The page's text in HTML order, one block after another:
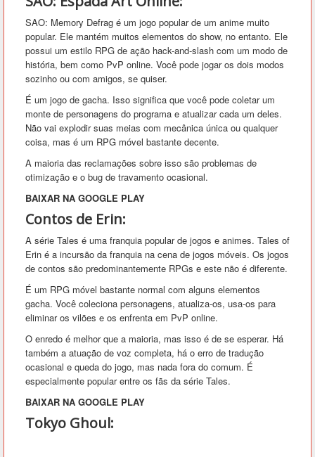
SAO: Memory Defrag é um jogo popular de um anime muito
popular. Ele mantém muitos elementos do show, no entanto. Ele
possui um estilo RPG de ação hack-and-slash com um modo de
história, bem como PvP online. Você pode jogar os dois modos
sozinho ou com amigos, se quiser.
É um jogo de gacha. Isso significa que você pode coletar um
monte de personagens do programa e atualizar cada um deles.
Não vai explodir suas meias com mecânica única ou qualquer
coisa, mas é um RPG móvel bastante decente.
A maioria das reclamações sobre isso são problemas de
otimização e o bug de travamento ocasional.
BAIXAR NA GOOGLE PLAY
Contos de Erin:
A série Tales é uma franquia popular de jogos e animes. Tales of
Erin é a incursão da franquia na cena de jogos móveis. Os jogos
de contos são predominantemente RPGs e este não é diferente.
É um RPG móvel bastante normal com alguns elementos
gacha. Você coleciona personagens, atualiza-os, usa-os para
eliminar os vilões e os enfrenta em PvP online.
O enredo é melhor que a maioria, mas isso é de se esperar. Há
também a atuação de voz completa, há o erro de tradução
ocasional e queda do jogo, mas nada fora do comum. É
especialmente popular entre os fãs da série Tales.
BAIXAR NA GOOGLE PLAY
Tokyo Ghoul: